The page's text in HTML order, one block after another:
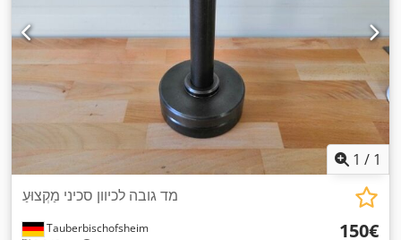
1 / 1
Tauberbischofsheim
מד גובה לכיוון סכיני מַקְצוּעַ
‏150 ‏€